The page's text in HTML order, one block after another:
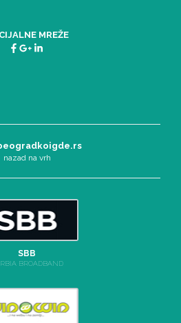
MREŽE
nazad na vrh
SBB
BROADBAND